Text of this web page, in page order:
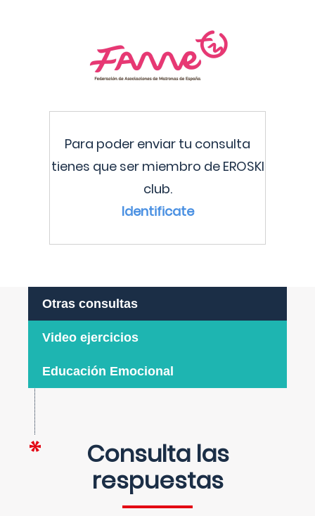
Para poder enviar tu consulta
tienes que ser miembro de EROSKI
club.
Identificate
Otras consultas
Video ejercicios
Educación Emocional
Consulta las
respuestas